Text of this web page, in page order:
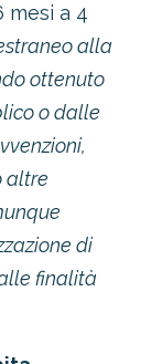
mesi a 4
alla
ottenuto
o dalle
altre
di
finalità